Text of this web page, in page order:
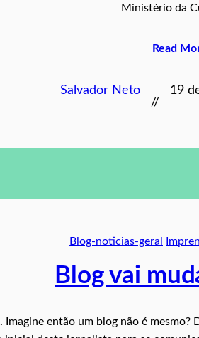
Ministério da
Read
Salvador Neto
//
19
Blog-noticias-geral
Blog vai
Imagine então um blog não é